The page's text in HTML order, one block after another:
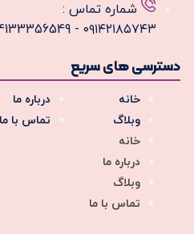
شماره تماس :
۰۹۱۴۲۱۸۵۷۴۳ - 04133356549
دسترسی های سریع
خانه
درباره ما
وبلاگ
تماس با ما
خانه
درباره ما
وبلاگ
تماس با ما